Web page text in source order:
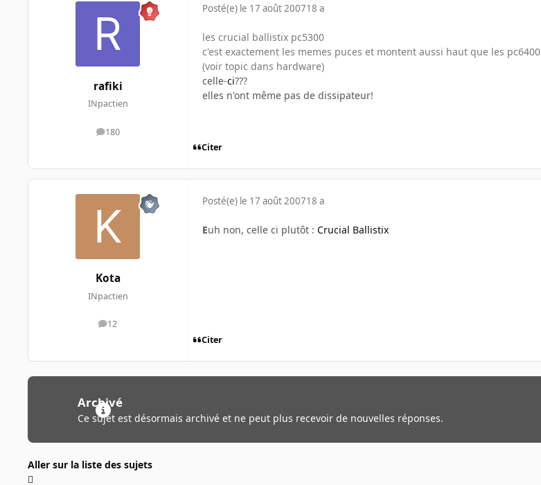
rafiki
INpactien
180
messages
Posté(e) le 17 août 200718 a
les crucial ballistix pc5300
c'est exactement les memes puces et montent aussi haut que les pc6400
(voir topic dans hardware)
celle-ci???
elles n'ont même pas de dissipateur!
Citer
Kota
INpactien
12
messages
Posté(e) le 17 août 200718 a
Euh non, celle ci plutôt : Crucial Ballistix
Citer
Archivé
Ce sujet est désormais archivé et ne peut plus recevoir de nouvelles réponses.
Aller sur la liste des sujets